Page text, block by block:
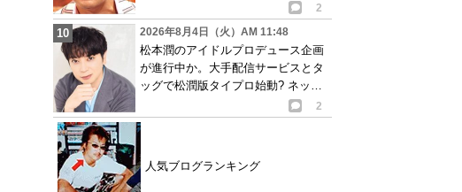
2
2026年8月4日（火）AM 11:48
松本潤のアイドルプロデュース企画
が進行中か。大手配信サービスとタ
ッグで松潤版タイプロ始動? ネット
2
人気ブログランキング